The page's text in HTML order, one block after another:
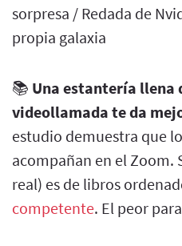
sorpresa / Redada de
propia galaxia
📚 Una estantería llena
videollamada te da
estudio demuestra que
acompañan en el Zoom.
real) es de libros
competente. El peor